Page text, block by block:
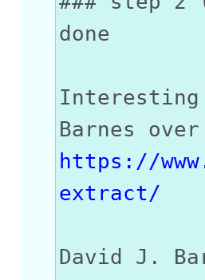
done
Barnes
https://
extract/
David J.